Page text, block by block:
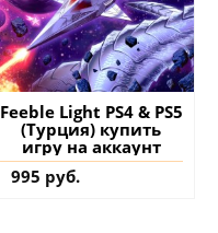
Feeble Light PS4 & PS5
(Турция) купить
игру на аккаунт
995 руб.